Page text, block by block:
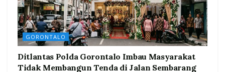
GORONTALO
Ditlantas Polda Gorontalo Imbau Masyarakat
Tidak Membangun Tenda di Jalan Sembarang